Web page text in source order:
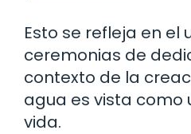
Esto se refleja en el
ceremonias de
contexto de la
agua es vista como
vida.